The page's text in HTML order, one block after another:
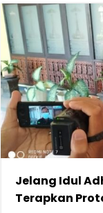
Jelang Idul
Terapkan